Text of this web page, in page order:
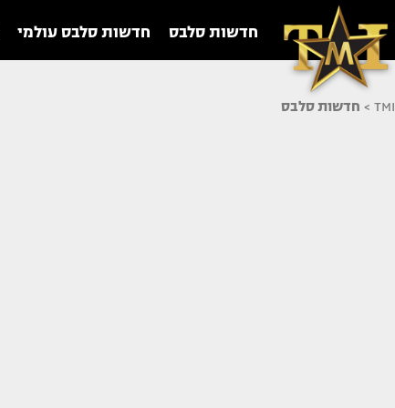
חדשות סלבס חדשות סלבס עולמי
TMI
> חדשות סלבס